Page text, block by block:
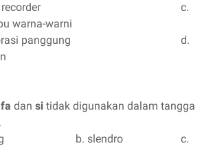
c.
warna-warni
panggung
d.
fa dansi tidak digunakan dalam tangga
b. slendro
c.